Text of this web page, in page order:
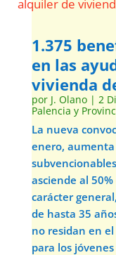
1.375
en las
vivienda
por J. Olano| 2
Palencia y
La nueva
enero,
asciende al
carácter
de hasta 35
no residan en
para los